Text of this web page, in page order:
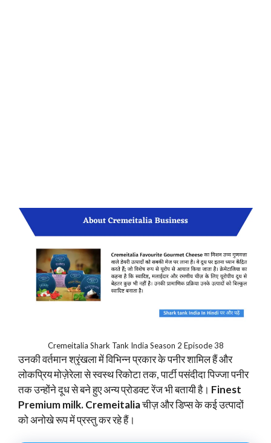
Cremeitalia Shark Tank India Season 2 Episode 38
उनकी वर्तमान श्रृंखला में विभिन्न प्रकार के पनीर शामिल हैं और
लोकप्रिय मोज़ेरेला से स्वस्थ रिकोटा तक, पार्टी पसंदीदा पिज्जा पनीर
तक उन्होंने दूध से बने हुए अन्य प्रोडक्ट रेंज भी बतायी है। Finest
Premium milk. Cremeitaliaचीज़ और डिप्स के कई उत्पादों
को अनोखे रूप में प्रस्तु कर रहे हैं।